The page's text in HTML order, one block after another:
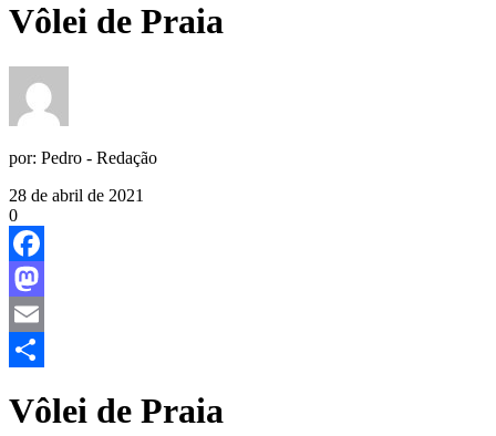
Vôlei de Praia
por: Pedro - Redação
28 de abril de 2021
0
Facebook
Mastodon
Email
Vôlei de Praia